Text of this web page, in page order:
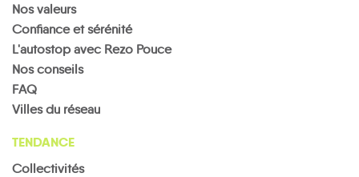
Nos valeurs
Confiance et sérénité
L'autostop avec Rezo Pouce
Nos conseils
FAQ
Villes du réseau
TENDANCE
Collectivités